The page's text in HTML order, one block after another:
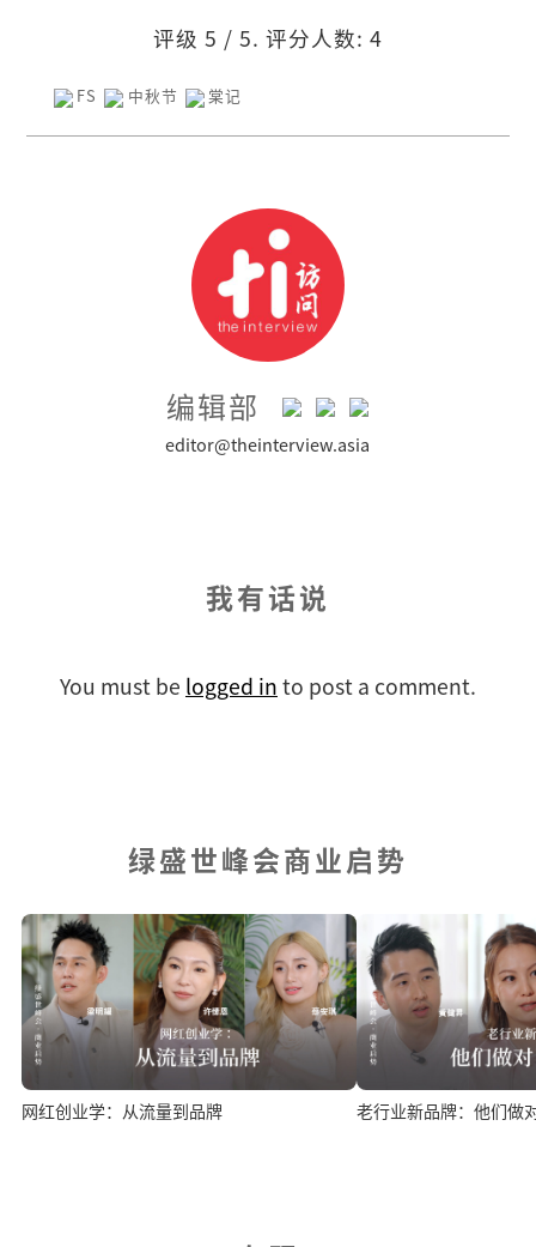
评级 5 / 5. 评分人数: 4
FS 中秋节 棠记
编辑部
editor@theinterview.asia
我有话说
You must be logged in to post a comment.
绿盛世峰会商业启势
网红创业学：从流量到品牌 老行业新品牌：他们做